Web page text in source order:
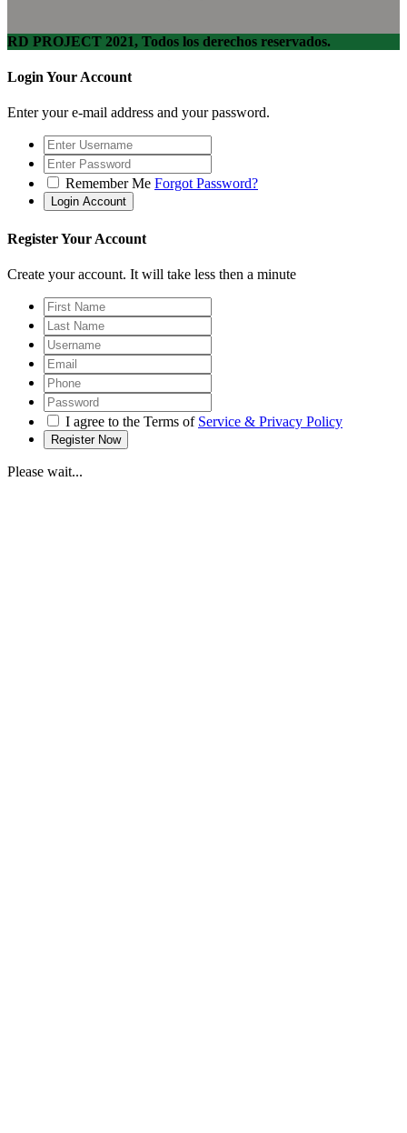
RD PROJECT 2021, Todos los derechos reservados.
Login Your Account
Enter your e-mail address and your password.
Remember Me Forgot Password?
Register Your Account
Create your account. It will take less then a minute
I agree to the Terms of Service & Privacy Policy
Please wait...